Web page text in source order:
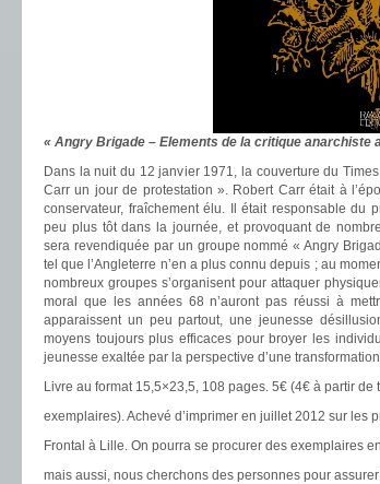
« Angry Brigade – Elements de la critique anarchiste
Dans la nuit du 12 janvier 1971, la couverture du
Carr un jour de protestation ». Robert Carr était à
conservateur, fraîchement élu. Il était responsable du
peu plus tôt dans la journée, et provoquant de
sera revendiquée par un groupe nommé « Angry
tel que l’Angleterre n’en a plus connu depuis ; au
nombreux groupes s’organisent pour attaquer
moral que les années 68 n’auront pas réussi à
apparaissent un peu partout, une jeunesse
moyens toujours plus efficaces pour broyer les
jeunesse exaltée par la perspective d’une
Livre au format 15,5×23,5, 108 pages. 5€ (4€ à partir de
exemplaires). Achevé d’imprimer en juillet 2012 sur les
Frontal à Lille. On pourra se procurer des exemplaires
mais aussi, nous cherchons des personnes pour